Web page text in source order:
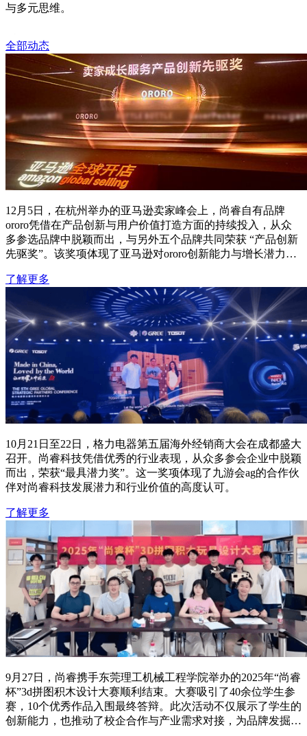
与多元思维。
全部动态
12月5日，在杭州举办的亚马逊卖家峰会上，尚睿自有品牌
ororo凭借在产品创新与用户价值打造方面的持续投入，从众
多参选品牌中脱颖而出，与另外五个品牌共同荣获 “产品创新
先驱奖”。该奖项体现了亚马逊对ororo创新能力与增长潜力的
了解更多
10月21日至22日，格力电器第五届海外经销商大会在成都盛大
召开。尚睿科技凭借优秀的行业表现，从众多参会企业中脱颖
而出，荣获“最具潜力奖”。这一奖项体现了九游会ag的合作伙
伴对尚睿科技发展潜力和行业价值的高度认可。
了解更多
9月27日，尚睿携手东莞理工机械工程学院举办的2025年“尚睿
杯”3d拼图积木设计大赛顺利结束。大赛吸引了40余位学生参
赛，10个优秀作品入围最终答辩。此次活动不仅展示了学生的
创新能力，也推动了校企合作与产业需求对接，为品牌发掘量